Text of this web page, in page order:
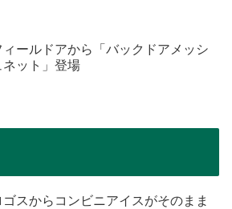
ィールドアから「バックドアメッシ
ネット」登場
ゴスからコンビニアイスがそのまま